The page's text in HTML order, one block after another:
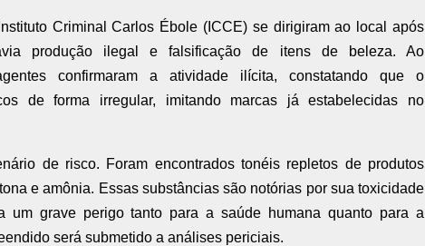
Criminal Carlos Ébole (ICCE) se dirigiram ao local após
produção ilegal e falsificação de itens de beleza. Ao
confirmaram a atividade ilícita, constatando que o
de forma irregular, imitando marcas já estabelecidas no
de risco. Foram encontrados tonéis repletos de produtos
e amônia. Essas substâncias são notórias por sua toxicidade
um grave perigo tanto para a saúde humana quanto para a
será submetido a análises periciais.